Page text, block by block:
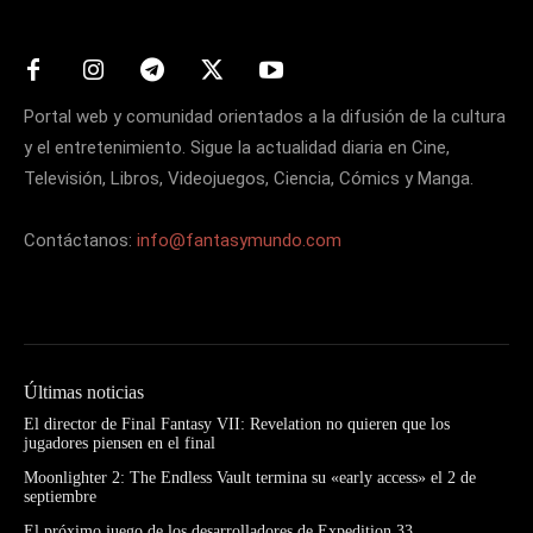
Portal web y comunidad orientados a la difusión de la cultura
y el entretenimiento. Sigue la actualidad diaria en Cine,
Televisión, Libros, Videojuegos, Ciencia, Cómics y Manga.
Contáctanos: info@fantasymundo.com
Últimas noticias
El director de Final Fantasy VII: Revelation no quieren que los
jugadores piensen en el final
Moonlighter 2: The Endless Vault termina su «early access» el 2 de
septiembre